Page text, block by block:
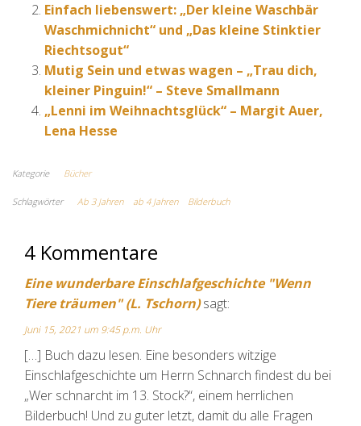
Einfach liebenswert: „Der kleine Waschbär
Waschmichnicht“ und „Das kleine Stinktier
Riechtsogut“
Mutig Sein und etwas wagen – „Trau dich,
kleiner Pinguin!“ – Steve Smallmann
„Lenni im Weihnachtsglück“ – Margit Auer,
Lena Hesse
Kategorie Bücher
Schlagwörter Ab 3 Jahren ab 4 Jahren Bilderbuch
4 Kommentare
Eine wunderbare Einschlafgeschichte "Wenn
Tiere träumen" (L. Tschorn) sagt:
Juni 15, 2021 um 9:45 p.m. Uhr
[…] Buch dazu lesen. Eine besonders witzige
Einschlafgeschichte um Herrn Schnarch findest du bei
„Wer schnarcht im 13. Stock?“, einem herrlichen
Bilderbuch! Und zu guter letzt, damit du alle Fragen